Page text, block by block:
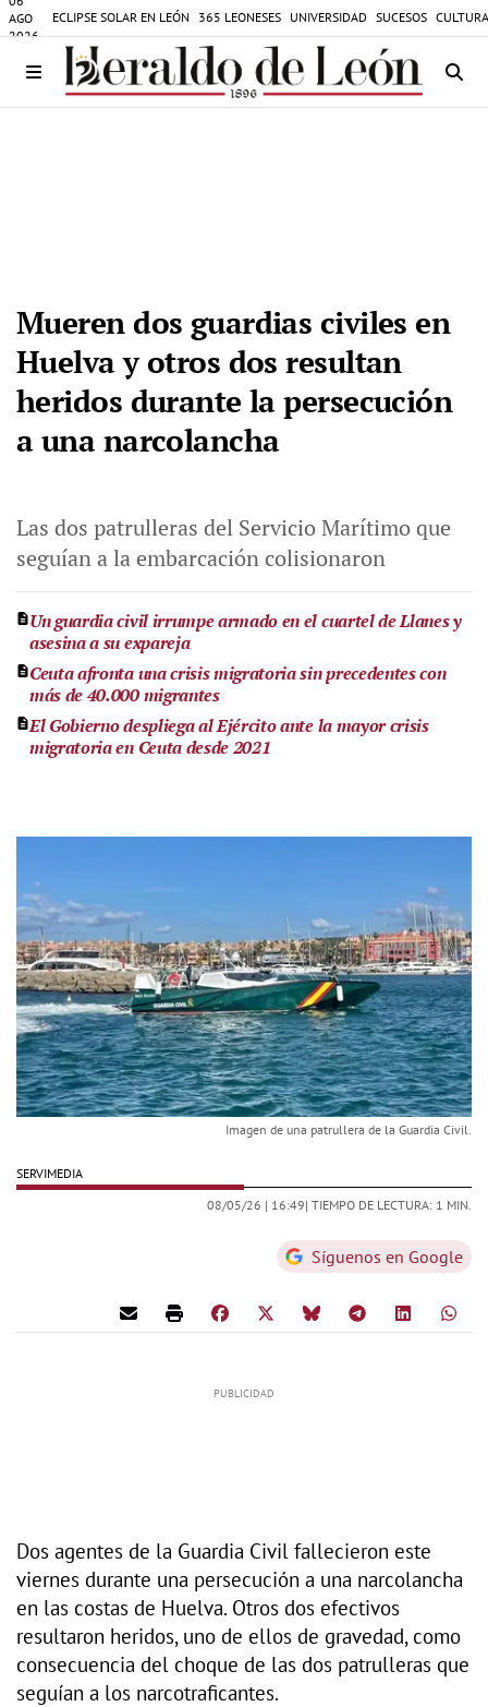
AGO
2026
ECLIPSE SOLAR EN LEÓN 365 LEONESES UNIVERSIDAD SUCESOS
Mueren dos guardias civiles en
Huelva y otros dos resultan
heridos durante la persecución
a una narcolancha
Las dos patrulleras del Servicio Marítimo que
seguían a la embarcación colisionaron
Un guardia civil irrumpe armado en el cuartel de Llanes y
asesina a su expareja
Ceuta afronta una crisis migratoria sin precedentes con
más de 40.000 migrantes
El Gobierno despliega al Ejército ante la mayor crisis
migratoria en Ceuta desde 2021
Imagen de una patrullera de la Guardia Civil.
SERVIMEDIA
08/05/26 | 16:49| TIEMPO DE LECTURA: 1 MIN.
Síguenos en Google
Dos agentes de la Guardia Civil fallecieron este
viernes durante una persecución a una narcolancha
en las costas de Huelva. Otros dos efectivos
resultaron heridos, uno de ellos de gravedad, como
consecuencia del choque de las dos patrulleras que
seguían a los narcotraficantes.